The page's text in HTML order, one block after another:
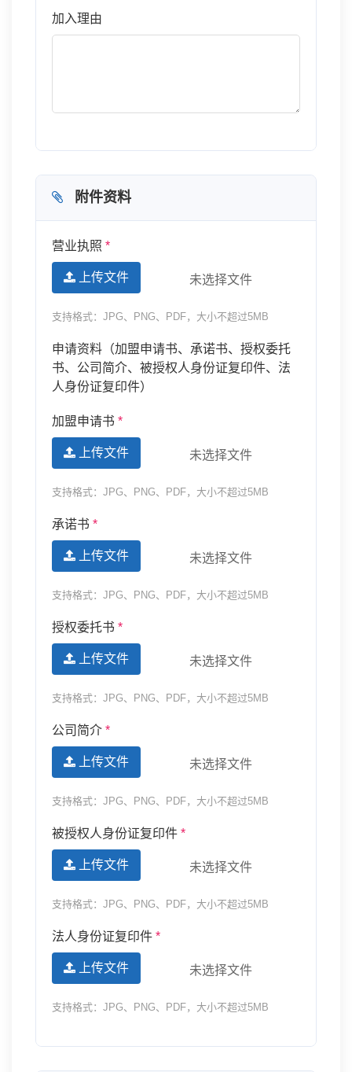
加入理由
附件资料
营业执照 *
上传文件 未选择文件
支持格式：JPG、PNG、PDF，大小不超过5MB
申请资料（加盟申请书、承诺书、授权委托
书、公司简介、被授权人身份证复印件、法
人身份证复印件）
加盟申请书 *
上传文件 未选择文件
支持格式：JPG、PNG、PDF，大小不超过5MB
承诺书 *
上传文件 未选择文件
支持格式：JPG、PNG、PDF，大小不超过5MB
授权委托书 *
上传文件 未选择文件
支持格式：JPG、PNG、PDF，大小不超过5MB
公司简介 *
上传文件 未选择文件
支持格式：JPG、PNG、PDF，大小不超过5MB
被授权人身份证复印件 *
上传文件 未选择文件
支持格式：JPG、PNG、PDF，大小不超过5MB
法人身份证复印件 *
上传文件 未选择文件
支持格式：JPG、PNG、PDF，大小不超过5MB